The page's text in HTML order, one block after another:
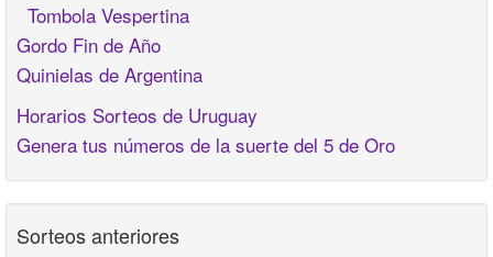
Tombola Vespertina
Gordo Fin de Año
Quinielas de Argentina
Horarios Sorteos de Uruguay
Genera tus números de la suerte del 5 de Oro
Sorteos anteriores